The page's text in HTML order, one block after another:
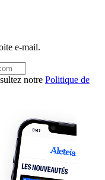
e-mail.
notre Politique de